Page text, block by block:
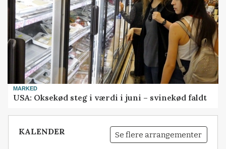
MARKED
USA: Oksekød steg i værdi i juni – svinekød faldt
KALENDER Se flere arrangementer